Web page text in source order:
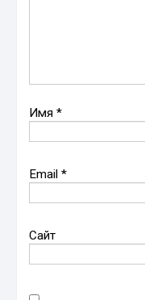
Имя*
Email*
Сайт